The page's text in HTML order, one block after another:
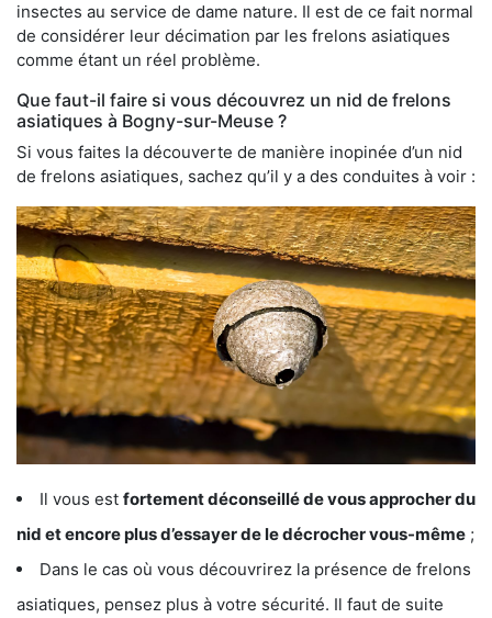
insectes au service de dame nature. Il est de ce fait normal
de considérer leur décimation par les frelons asiatiques
comme étant un réel problème.
Que faut-il faire si vous découvrez un nid de frelons
asiatiques à Bogny-sur-Meuse ?
Si vous faites la découverte de manière inopinée d’un nid
de frelons asiatiques, sachez qu’il y a des conduites à voir :
Il vous est fortement déconseillé de vous approcher du
nid et encore plus d’essayer de le décrocher vous-même ;
Dans le cas où vous découvrirez la présence de frelons
asiatiques, pensez plus à votre sécurité. Il faut de suite